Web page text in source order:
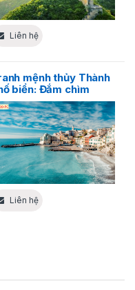
Liên hệ
mệnh thủy Thành
biển: Đắm chìm
khung cảnh tuyệt
của biển cả
Liên hệ